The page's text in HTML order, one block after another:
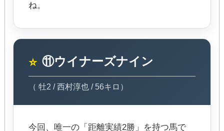
ね。
⭐ ⑪ウイナーズナイン
（ 牡2 / 西村淳也 / 56キロ）
今回、唯一の「距離実績2勝」を持つ馬で